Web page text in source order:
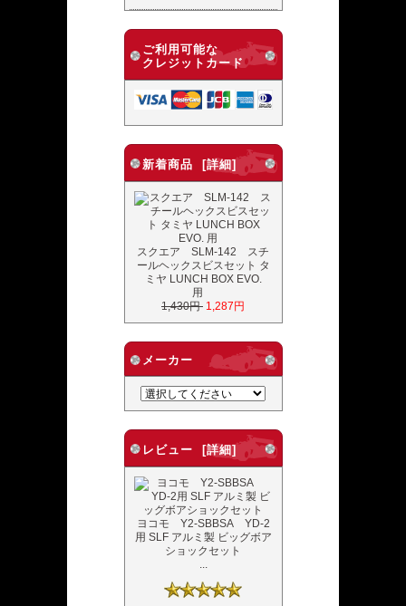
ご利用可能な
クレジットカード
新着商品 [詳細]
スクエア SLM-142 スチ
ールヘックスビスセット タ
ミヤ LUNCH BOX EVO.
用
1,430円 1,287円
メーカー
レビュー [詳細]
ヨコモ Y2-SBBSA YD-2
用 SLF アルミ製 ビッグボア
ショックセット